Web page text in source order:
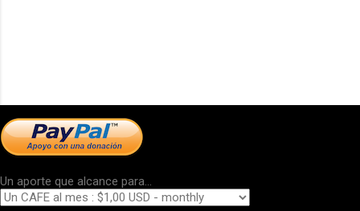
Un aporte que alcance para...